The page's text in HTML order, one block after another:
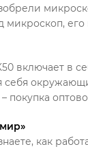
включает в
себя
покупка
как